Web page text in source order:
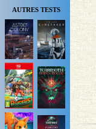
AUTRES TESTS